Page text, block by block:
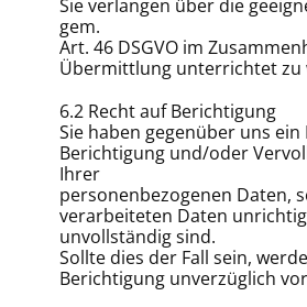
Sie verlangen über die
gem.
Art. 46 DSGVO im
Übermittlung unterrichtet zu
6.2 Recht auf Berichtigung
Sie haben gegenüber uns ein
Berichtigung und/oder
Ihrer
personenbezogenen Daten,
verarbeiteten Daten
unvollständig sind.
Sollte dies der Fall sein,
Berichtigung unverzüglich